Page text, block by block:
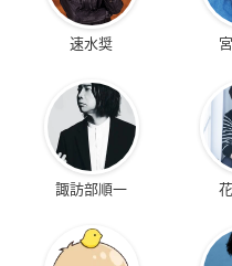
速水奨
諏訪部順一